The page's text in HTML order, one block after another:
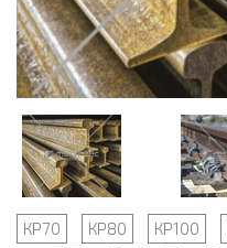
КР70 КР80 КР100